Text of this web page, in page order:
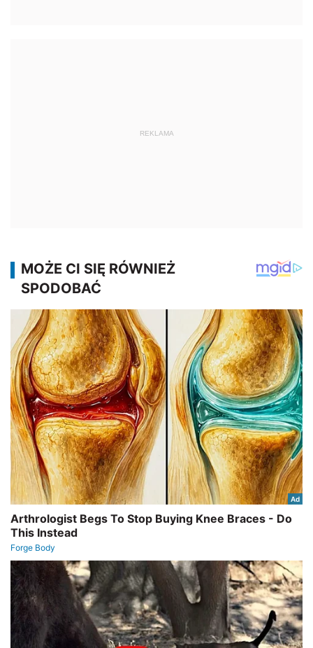
REKLAMA